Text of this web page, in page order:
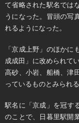
て省略された駅名では
うになった。冒頭の写
れるようになった。
「京成上野」のほか
成成田」に改められて
高砂、小岩、船橋、津
っているものとみられる
駅名に「京成」を冠す
のことで、日暮里駅開